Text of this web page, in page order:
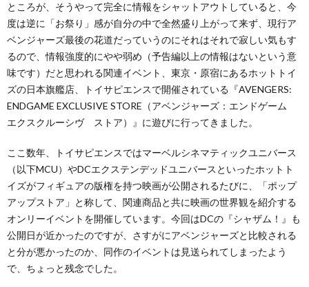
ところが、そうやって完全に情報をシャットアウトしていると、今
度は逆に「お祭り」感が自分の中で全然盛り上がって来ず、現行ア
ベンジャーズ最後の花道だっていうのにそれはそれで寂しい気もす
るので、情報強度的にやや弱め（予告編以上の情報はないという意
味です）だと思われる関連イベント、東京・原宿にあるホットトイ
ズの日本旗艦店、トイサピエンスで開催されている『AVENGERS:
ENDGAME EXCLUSIVE STORE（アベンジャーズ：エンドゲーム
エクスクルーシヴ ストア）』に遊びに行ってきました。
ここ数年、トイサピエンスではマーベルシネマティックユニバース
（以下MCU）やDCエクステンデッドユニバースといったホットト
イズがフィギュアの版権を持つ映画が公開されるたびに、「ポップ
アップストア」と称して、関連商品と共に映画の世界観を紹介する
オンリーイベントを開催しています。今回はDCの『シャザム！』も
公開日が近かったのですが、さすがにアベンジャーズと比較される
と分が悪かったのか、同作のイベントは見送られてしまったよう
で、ちょっと残念でした。